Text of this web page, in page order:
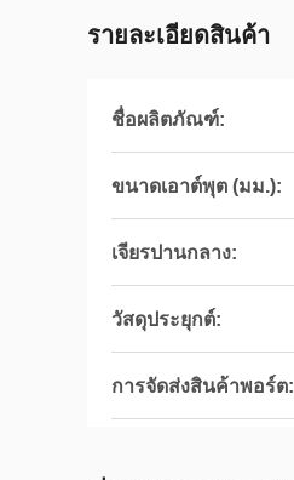
รายละเอียดสินค้า
ชื่อผลิตภัณฑ์:
ขนาดเอาต์พุต (มม.):
เจียรปานกลาง:
วัสดุประยุกต์:
การจัดส่งสินค้าพอร์ต: